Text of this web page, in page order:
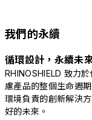
我們的永續
循環設計，永續未
RHINOSHIELD 致力
慮產品的整個生命週
環境負責的創新解決
好的未來。